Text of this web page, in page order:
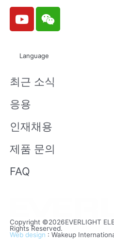
Y
o
u
e
W
e
i
n
Language
최근 소식
응용
인재채용
제품 문의
FAQ
Copyright ©2026EVERLIGHT
Rights Reserved.
Web design : Wakeup